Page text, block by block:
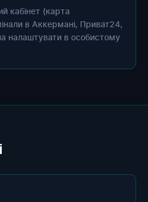
кабінет (карта
в Аккермані, Приват24,
налаштувати в особистому